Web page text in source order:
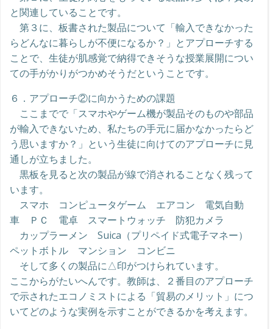
と関連していることです。
第３に、板書された製品について「輸入できなかった
らどんなに暮らしが不便になるか？」とアプローチする
ことで、生徒が肌感覚で納得できそうな授業展開につい
ての手がかりがつかめそうだということです。
６．アプローチ②に向かうための課題
ここまでで「スマホやゲーム機が製品そのものや部品
が輸入できないため、私たちの手元に届かなかったらど
う思いますか？」という生徒に向けてのアプローチに見
通しが立ちました。
黒板を見ると次の製品が線で消されることなく残って
います。
スマホ コンピュータゲーム エアコン 電気自動
車 ＰＣ 電卓 スマートウォッチ 防犯カメラ
カップラーメン Suica（プリペイド式電子マネー）
ペットボトル マンション コンビニ
そして多くの製品に△印がつけられています。
ここからがたいへんです。教師は、２番目のアプローチ
で示されたエコノミストによる「貿易のメリット」につ
いてどのような実例を示すことができるかを考えます。